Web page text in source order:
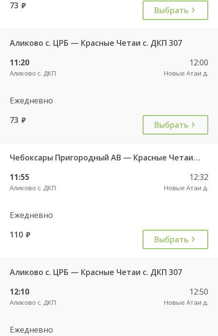
73 руб. Выбрать
Аликово с. ЦРБ — Красные Четаи с. ДКП 307
11:20
Аликово с. ДКП
12:00
Новые Атаи д.
Ежедневно
73 руб. Выбрать
Чебоксары Пригородный АВ — Красные Четаи с. ДКП ч/з Аликово с. ДКП 753
11:55
Аликово с. ДКП
12:32
Новые Атаи д.
Ежедневно
110 руб. Выбрать
Аликово с. ЦРБ — Красные Четаи с. ДКП 307
12:10
Аликово с. ДКП
12:50
Новые Атаи д.
Ежедневно